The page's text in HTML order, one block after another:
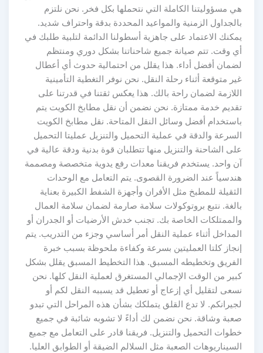
هي مسؤوليتنا الكاملة التي نتحملها بكل فخر. نحن نلتزم
بالجداول الزمنية والمواعيد المحددة بدقة واحتراف شديد.
يمكنك الاعتماد على جاهزية أسطولنا الدائمة لتلبية طلبك في
أي وقت. تتم صيانة جميع شاحناتنا بشكل دوري ومنتظم
لضمان أفضل أداء. هذا يقلل من احتمالية حدوث أي أعطال
غير متوقعة أثناء رحلة النقل. نحن نوفر التغطية التأمينية
اللازمة لضمان راحة بالك. هذا يعكس ثقتنا في قدرتنا على
تقديم خدمة ممتازة. نحن نضمن أن نقل مطابخ الكويت يتم
باستخدام أفضل وسائل النقل المتاحة. نقل مطابخ الكويت
السرعة والدقة في عملية التحميل والتنزيل عمليتا التحميل
على الشاحنة والتنزيل منها تتطلبان قوة بدنية ودقة عالية في
آن واحد. يستخدم فريقنا معدات رفع يدوية متخصصة ومصممة
هندسياً عند الضرورة القصوى. يتم التعامل مع الوحدات
الثقيلة للمطبخ مثل الأفران وأجهزة الشفط الكبيرة بعناية
بالغة. نتبع بروتوكولات سلامة صارمة لضمان سلامة العمال
والممتلكات الخاصة بك. تجنب خدش الأرضيات أو الجدران أو
المداخل أثناء عملية النقل أمر أساسي وجزء من التدريب. يتم
إنجاز كلتا العمليتين بسرعة وكفاءة ملحوظة بسبب خبرة
الفريق وتخطيطه المسبق. هذا التخطيط المسبق يقلل بشكل
كبير من الوقت الإجمالي المستغرق لعملية النقل كلها. نحن
نسعى لتقليل أي إزعاج أو تعطيل قد يسببه النقل لكم أو
لجيرانكم. لا تدع القلق يتملكك بشأن هذه المراحل التي تبدو
صعبة وشاقة. نحن نضمن لك أداءً لا تشوبه شائبة في جميع
خطوات التحميل والتنزيل. فريقنا قادر على التعامل مع جميع
السيناريوهات الصعبة مثل السلالم الضيقة أو الطوابق العليا.